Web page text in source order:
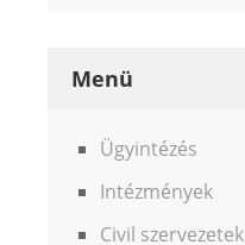
Menü
Ügyintézés
Intézmények
Civil szervezetek